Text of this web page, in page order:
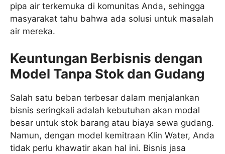
pipa air terkemuka di komunitas Anda, sehingga
masyarakat tahu bahwa ada solusi untuk masalah
air mereka.
Keuntungan Berbisnis dengan
Model Tanpa Stok dan Gudang
Salah satu beban terbesar dalam menjalankan
bisnis seringkali adalah kebutuhan akan modal
besar untuk stok barang atau biaya sewa gudang.
Namun, dengan model kemitraan Klin Water, Anda
tidak perlu khawatir akan hal ini. Bisnis jasa